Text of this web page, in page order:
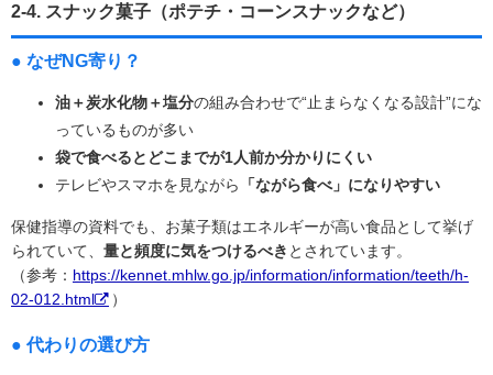
2-4. スナック菓子（ポテチ・コーンスナックなど）
● なぜNG寄り？
油＋炭水化物＋塩分の組み合わせで“止まらなくなる設計”にな
っているものが多い
袋で食べるとどこまでが1人前か分かりにくい
テレビやスマホを見ながら
「ながら食べ」になりやすい
保健指導の資料でも、お菓子類はエネルギーが高い食品として挙げ
られていて、 量と頻度に気をつけるべき とされています。
（参考： https://kennet.mhlw.go.jp/information/information/teeth/h-
02-012.html
）
● 代わりの選び方